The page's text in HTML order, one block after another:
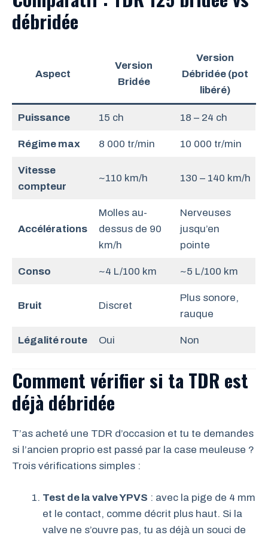
débridée
Aspect
Version
Bridée
Version
Débridée (pot
libéré)
Puissance 15 ch 18 – 24 ch
Régime max 8 000 tr/min 10 000 tr/min
Vitesse
compteur
~110 km/h 130 – 140 km/h
Accélérations
Molles au-
dessus de 90
km/h
Nerveuses
jusqu’en
pointe
Conso ~4 L/100 km ~5 L/100 km
Bruit Discret
Plus sonore,
rauque
Légalité route Oui Non
Comment vérifier si ta TDR est
déjà débridée
T’as acheté une TDR d’occasion et tu te demandes
si l’ancien proprio est passé par la case meuleuse ?
Trois vérifications simples :
Test de la valve YPVS : avec la pige de 4 mm
et le contact, comme décrit plus haut. Si la
valve ne s’ouvre pas, tu as déjà un souci de